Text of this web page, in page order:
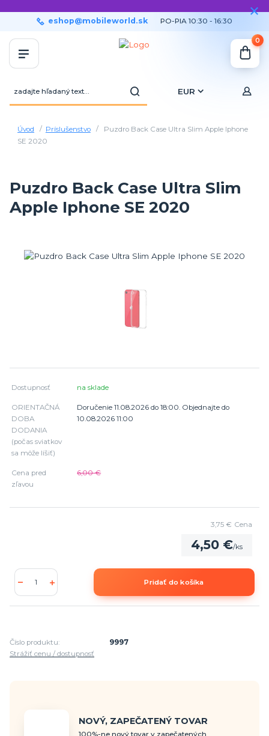
EUR
eshop@mobileworld.sk PO-PIA 10:30 - 16:30
0
Úvod Príslušenstvo
Puzdro Back Case Ultra Slim Apple Iphone
SE 2020
Puzdro Back Case Ultra Slim
Apple Iphone SE 2020
Dostupnosť na sklade
ORIENTAČNÁ
DOBA
DODANIA
(počas sviatkov
sa môže líšiť)
Doručenie 11.08.2026 do 18:00. Objednajte do
10.08.2026 11:00
Cena pred
zľavou
6,00 €
4,50 €/ks
3,75 € Cena
Pridať do košíka
Číslo produktu:
9997
Strážiť cenu / dostupnosť
NOVÝ, ZAPEČATENÝ TOVAR